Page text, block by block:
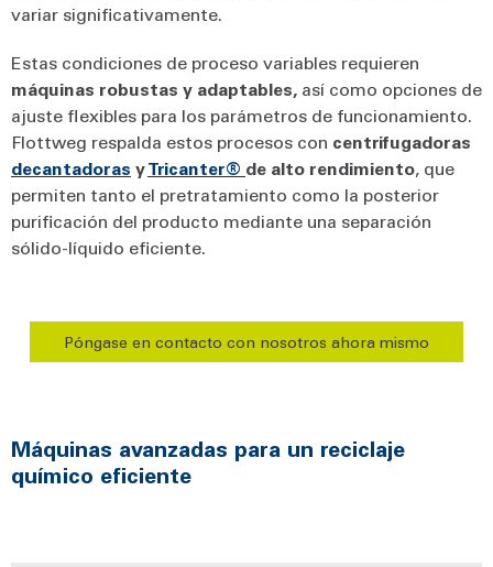
variar significativamente.
Estas condiciones de proceso variables requieren
máquinas robustas y adaptables, así como opciones de
ajuste flexibles para los parámetros de funcionamiento.
Flottweg respalda estos procesos con centrifugadoras
decantadoras yTricanter® de alto rendimiento, que
permiten tanto el pretratamiento como la posterior
purificación del producto mediante una separación
sólido-líquido eficiente.
Póngase en contacto con nosotros ahora mismo
Máquinas avanzadas para un reciclaje
químico eficiente